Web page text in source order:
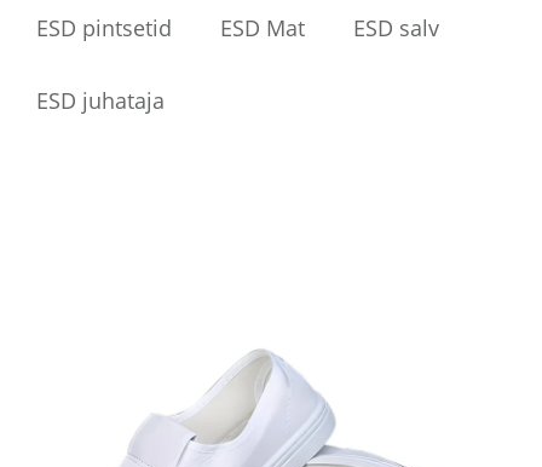
ESD pintsetid ESD Mat ESD salv
ESD juhataja